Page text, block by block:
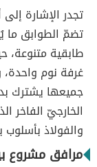
طابقية متنوعة،
غرفة نوم
جميعها يشترك
الخارجيّ الفاخر
والفولاذ بأسلوب
مرافق مشروع